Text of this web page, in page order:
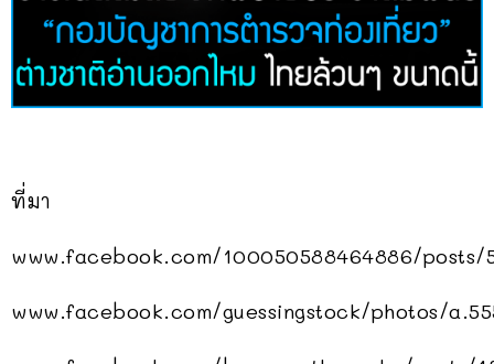
ที่มา
www.facebook.com/100050588464886/posts/
www.facebook.com/guessingstock/photos/